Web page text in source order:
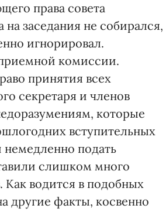
права совета
на заседания не собирался,
игнорировал.
комиссии.
принятия всех
секретаря и членов
которые
вступительных
немедленно подать
слишком много
водится в подобных
другие факты, косвенно